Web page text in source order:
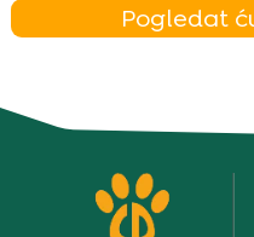
Pogledat